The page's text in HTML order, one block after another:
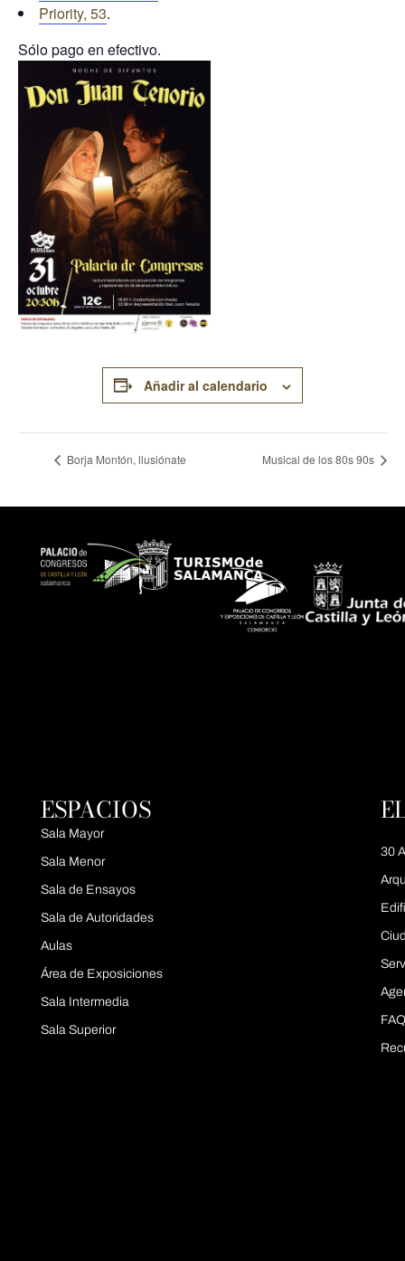
Priority, 53.
Sólo pago en efectivo.
Añadir al calendario
Borja Montón, llusiónate Musical de los 80s 90s
ESPACIOS
Sala Mayor
Sala Menor
Sala de Ensayos
Sala de Autoridades
Aulas
Área de Exposiciones
Sala Intermedia
Sala Superior
30